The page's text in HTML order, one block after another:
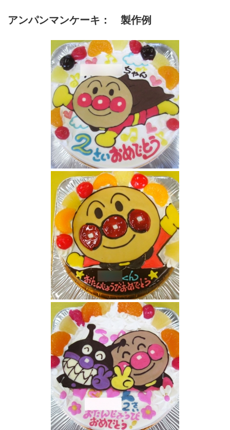
アンパンマンケーキ： 製作例
アンパンマンケーキ
アンパンマンケーキ